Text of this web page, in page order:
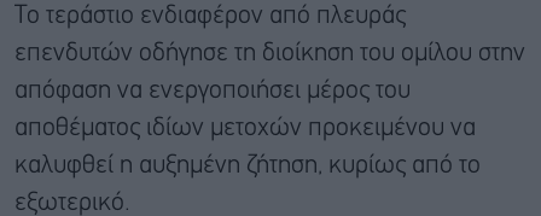
Το τεράστιο ενδιαφέρον από πλευράς
επενδυτών οδήγησε τη διοίκηση του ομίλου στην
απόφαση να ενεργοποιήσει μέρος του
αποθέματος ιδίων μετοχών προκειμένου να
καλυφθεί η αυξημένη ζήτηση, κυρίως από το
εξωτερικό.